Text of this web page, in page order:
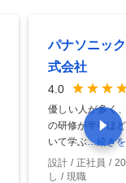
パナソニッ
式会社
4.0
優しい人が多く
の研修が半年ほ
いて学ぶ…続き
設計
正社員
し
現職